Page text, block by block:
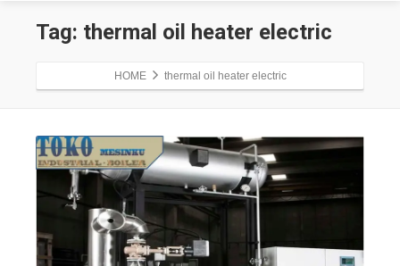
Tag: thermal oil heater electric
HOME thermal oil heater electric